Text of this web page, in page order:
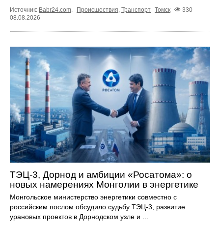
Источник: Babr24.com. Происшествия, Транспорт Томск
330
08.08.2026
ТЭЦ-3, Дорнод и амбиции «Росатома»: о
новых намерениях Монголии в энергетике
Монгольское министерство энергетики совместно с
российским послом обсудило судьбу ТЭЦ‑3, развитие
урановых проектов в Дорнодском узле и ...